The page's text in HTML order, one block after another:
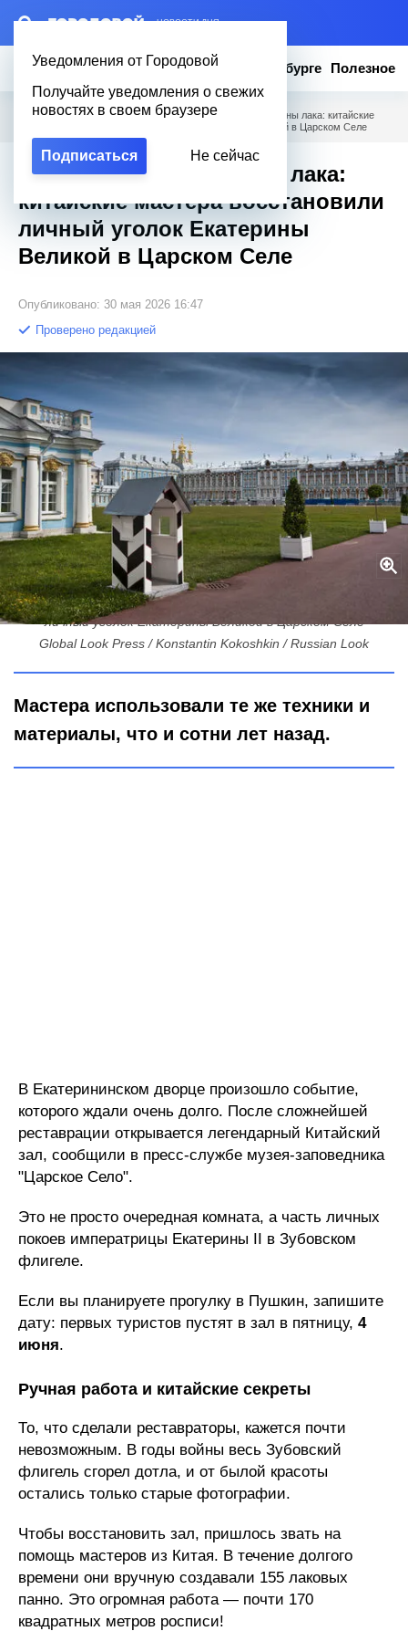
– НОВОСТИ ДНЯ
Уведомления от Городовой
Получайте уведомления о свежих
новостях в своем браузере
Подписаться Не сейчас
Новости Эксклюзив Вопросы о Петербурге Полезное
Городовой Новости Петербурга / Коты, мудрецы и тонны лака: китайские
мастера восстановили личный уголок Екатерины Великой в Царском Селе
Коты, мудрецы и тонны лака:
китайские мастера восстановили
личный уголок Екатерины
Великой в Царском Селе
Опубликовано: 30 мая 2026 16:47
Проверено редакцией
Коты, мудрецы и тонны лака: китайские мастера восстановили
личный уголок Екатерины Великой в Царском Селе
Global Look Press / Konstantin Kokoshkin / Russian Look
Мастера использовали те же техники и
материалы, что и сотни лет назад.
В Екатерининском дворце произошло событие,
которого ждали очень долго. После сложнейшей
реставрации открывается легендарный Китайский
зал, сообщили в пресс-службе музея-заповедника
"Царское Село".
Это не просто очередная комната, а часть личных
покоев императрицы Екатерины II в Зубовском
флигеле.
Если вы планируете прогулку в Пушкин, запишите
дату: первых туристов пустят в зал в пятницу, 4
июня.
Ручная работа и китайские секреты
То, что сделали реставраторы, кажется почти
невозможным. В годы войны весь Зубовский
флигель сгорел дотла, и от былой красоты
остались только старые фотографии.
Чтобы восстановить зал, пришлось звать на
помощь мастеров из Китая. В течение долгого
времени они вручную создавали 155 лаковых
панно. Это огромная работа — почти 170
квадратных метров росписи!